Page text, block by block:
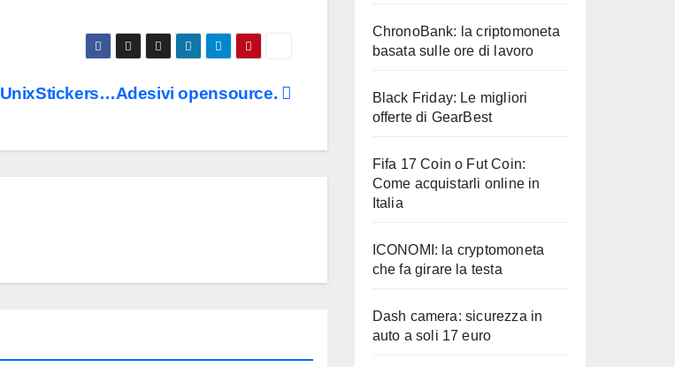
UnixStickers…Adesivi opensource.
ChronoBank: la criptomoneta
basata sulle ore di lavoro
Black Friday: Le migliori
offerte di GearBest
Fifa 17 Coin o Fut Coin:
Come acquistarli online in
Italia
ICONOMI: la cryptomoneta
che fa girare la testa
Dash camera: sicurezza in
auto a soli 17 euro